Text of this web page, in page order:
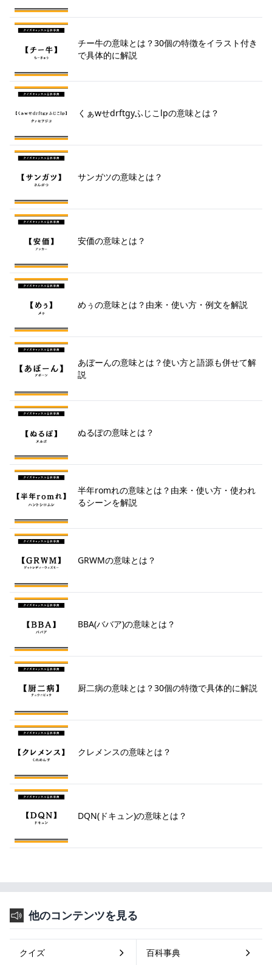
チー牛の意味とは？30個の特徴をイラスト付き
で具体的に解説
くぁwせdrftgyふじこlpの意味とは？
サンガツの意味とは？
安価の意味とは？
めぅの意味とは？由来・使い方・例文を解説
あぼーんの意味とは？使い方と語源も併せて解
説
ぬるぽの意味とは？
半年romれの意味とは？由来・使い方・使われ
るシーンを解説
GRWMの意味とは？
BBA(ババア)の意味とは？
厨二病の意味とは？30個の特徴で具体的に解説
クレメンスの意味とは？
DQN(ドキュン)の意味とは？
他のコンテンツを見る
クイズ 百科事典